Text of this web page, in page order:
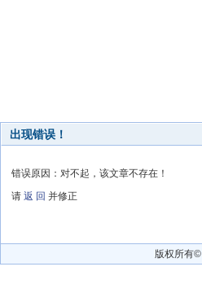
出现错误！
错误原因：对不起，该文章不存在！
请 返 回 并修正
版权所有©